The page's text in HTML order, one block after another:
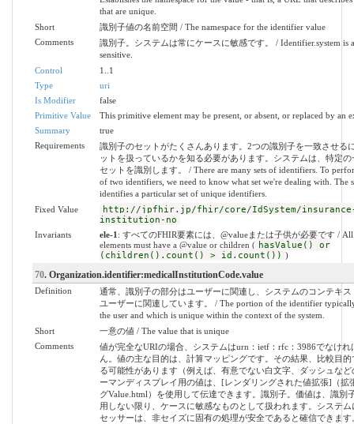
that are unique.
Short
識別子値の名前空間 / The namespace for the identifier value
Comments
識別子。システムは常にケースに敏感です。 / Identifier.system is
sensitive.
Control
1..1
Type
uri
Is Modifier
false
Primitive Value
This primitive element may be present, or absent, or replaced by an
Summary
true
Requirements
識別子のセットがたくさんあります。2つの識別子を一致させる
ットを扱っているかを知る必要があります。システムは、特定
セットを識別します。 / There are many sets of identifiers. To
of two identifiers, we need to know what set we're dealing with. The
identifies a particular set of unique identifiers.
Fixed Value
http://jpfhir.jp/fhir/core/IdSystem/
institution-no
Invariants ele-1 : すべてのFHIR要素には、@valueまたは子供が必要です /
elements must have a @value or children ( hasValue() or
(children().count() > id.count()) )
70. Organization.identifier:medicalInstitutionCode.value
Definition
通常、識別子の部分はユーザーに関連し、システムのコンテキス
ユーザーに関連しています。 / The portion of the identifier
the user and which is unique within the context of the system.
Short
一意の値 / The value that is unique
Comments
値が完全なURIの場合、システムはurn：ietf：rfc：3986でなけれ
ん。値の主な目的は、計算マッピングです。その結果、比較目的
る可能性があります（例えば、有意でない白文字、ダッシュなど
ーマンディスプレイ用の値は、[レンダリングされた値拡張]（拡
グValue.html）を使用して伝達できます。識別子。価値は、識別
用しない限り、ケースに敏感なものとして扱われます。システム
セッサーは、非セイズに固有の処理が安全であると確信できます